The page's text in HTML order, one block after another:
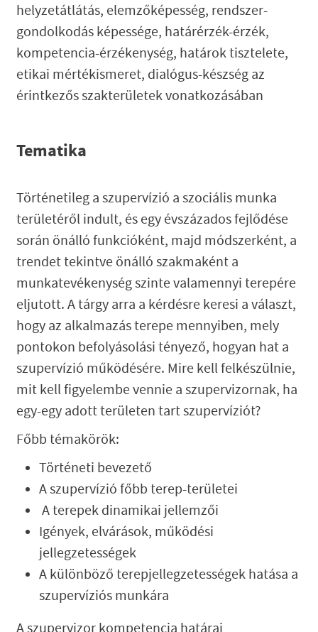
helyzetátlátás, elemzőképesség, rendszer-
gondolkodás képessége, határérzék-érzék,
kompetencia-érzékenység, határok tisztelete,
etikai mértékismeret, dialógus-készség az
érintkezős szakterületek vonatkozásában
Tematika
Történetileg a szupervízió a szociális munka
területéről indult, és egy évszázados fejlődése
során önálló funkcióként, majd módszerként, a
trendet tekintve önálló szakmaként a
munkatevékenység szinte valamennyi terepére
eljutott. A tárgy arra a kérdésre keresi a választ,
hogy az alkalmazás terepe mennyiben, mely
pontokon befolyásolási tényező, hogyan hat a
szupervízió működésére. Mire kell felkészülnie,
mit kell figyelembe vennie a szupervizornak, ha
egy-egy adott területen tart szupervíziót?
Főbb témakörök:
Történeti bevezető
A szupervízió főbb terep-területei
A terepek dinamikai jellemzői
Igények, elvárások, működési
jellegzetességek
A különböző terepjellegzetességek hatása a
szupervíziós munkára